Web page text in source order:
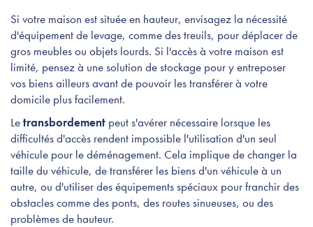
Si votre maison est située en hauteur, envisagez la nécessité
d'équipement de levage, comme des treuils, pour déplacer de
gros meubles ou objets lourds. Si l'accès à votre maison est
limité, pensez à une solution de stockage pour y entreposer
vos biens ailleurs avant de pouvoir les transférer à votre
domicile plus facilement.
Letransbordement peut s'avérer nécessaire lorsque les
difficultés d'accès rendent impossible l'utilisation d'un seul
véhicule pour le déménagement. Cela implique de changer la
taille du véhicule, de transférer les biens d'un véhicule à un
autre, ou d'utiliser des équipements spéciaux pour franchir des
obstacles comme des ponts, des routes sinueuses, ou des
problèmes de hauteur.